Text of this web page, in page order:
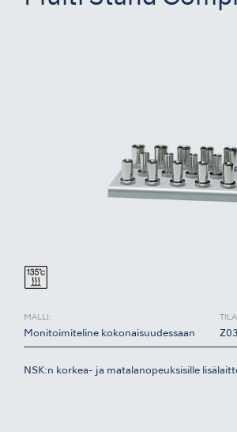
MALLI:
Monitoimiteline kokonaisuudessaan
NSK:n korkea- ja matalanopeuksisille